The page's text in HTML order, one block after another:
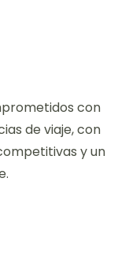
con
de viaje, con
y un